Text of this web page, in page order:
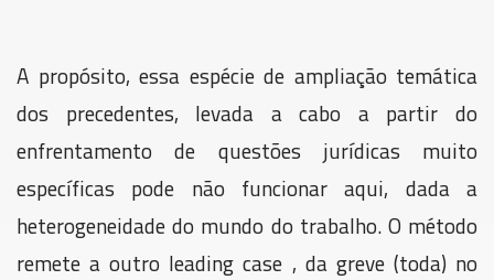
A propósito, essa espécie de ampliação temática
dos precedentes, levada a cabo a partir do
enfrentamento de questões jurídicas muito
específicas pode não funcionar aqui, dada a
heterogeneidade do mundo do trabalho. O método
remete a outro leading case , da greve (toda) no